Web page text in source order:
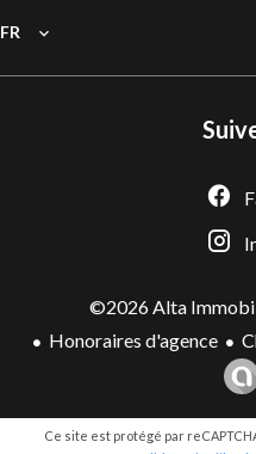
FR
©2026 Alta
Honoraires d'agence
Ce site est protégé par